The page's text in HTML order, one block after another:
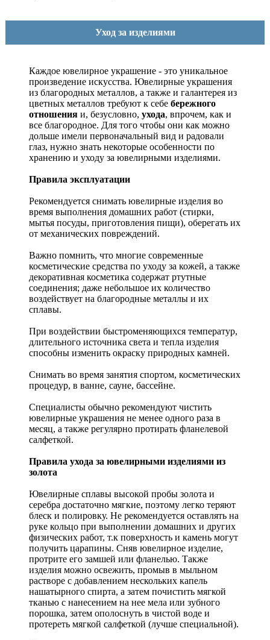
Уход за изделиями
Каждое ювелирное украшение - это уникальное
произведение искусства. Ювелирные украшения
из благородных металлов, а также и галантерея из
цветных металлов требуют к себе бережного
отношения и, безусловно, ухода, впрочем, как и
все благородное. Для того чтобы они как можно
дольше имели первоначальный вид и радовали
глаз, нужно знать некоторые особенности по
хранению и уходу за ювелирными изделиями.
Правила эксплуатации
Рекомендуется снимать ювелирные изделия во
время выполнения домашних работ (стирки,
мытья посуды, приготовления пищи), оберегать их
от механических повреждений.
Важно помнить, что многие современные
косметические средства по уходу за кожей, а также
декоративная косметика содержат ртутные
соединения; даже небольшое их количество
воздействует на благородные металлы и их
сплавы.
При воздействии быстроменяющихся температур,
длительного источника света и тепла изделия
способны изменить окраску природных камней.
Снимать во время занятия спортом, косметических
процедур, в ванне, сауне, бассейне.
Специалисты обычно рекомендуют чистить
ювелирные украшения не менее одного раза в
месяц, а также регулярно протирать фланелевой
салфеткой.
Правила ухода за ювелирными изделиями из
золота
Ювелирные сплавы высокой пробы золота и
серебра достаточно мягкие, поэтому легко теряют
блеск и полировку. Не рекомендуется оставлять на
руке кольцо при выполнении домашних и других
физических работ, т.к поверхность и камень могут
получить царапины. Сняв ювелирное изделие,
протрите его замшей или фланелью. Также
изделия можно освежить, промыв в мыльном
растворе с добавлением нескольких капель
нашатырного спирта, а затем почистить мягкой
тканью с нанесением на нее мела или зубного
порошка, затем ополоснуть в чистой воде и
протереть мягкой салфеткой (лучше специальной).